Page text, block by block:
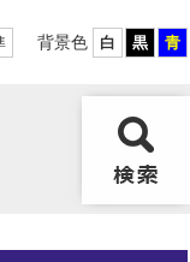
背景色 白 黒 青